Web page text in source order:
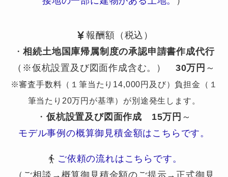
報酬額（税込）
・相続土地国庫帰属制度の承認申請書作成代行
（※仮杭設置及び図面作成含む。） 30万円 ～
※審査手数料（１筆当たり14,000円及び）負担金（１
筆当たり20万円が基準）が別途発生します。
・ 仮杭設置及び図面作成 15万円 ～
モデル事例の概算御見積金額はこちらです。
ご依頼の流れはこちらです。
（ご相談→概算御見積金額のご提示→正式御見